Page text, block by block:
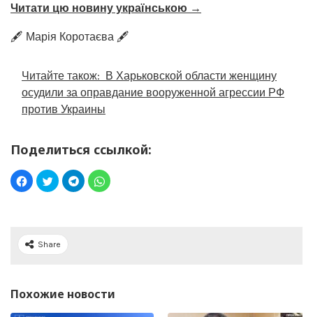
Читати цю новину українською →
🖋️ Марія Коротаєва 🖋️
Читайте також: В Харьковской области женщину
осудили за оправдание вооруженной агрессии РФ
против Украины
Поделиться ссылкой:
Share
Похожие новости